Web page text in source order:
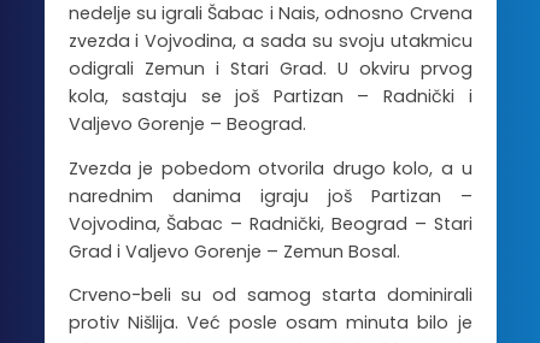
nedelje su igrali Šabac i Nais, odnosno Crvena
zvezda i Vojvodina, a sada su svoju utakmicu
odigrali Zemun i Stari Grad. U okviru prvog
kola, sastaju se još Partizan – Radnički i
Valjevo Gorenje – Beograd.
Zvezda je pobedom otvorila drugo kolo, a u
narednim danima igraju još Partizan –
Vojvodina, Šabac – Radnički, Beograd – Stari
Grad i Valjevo Gorenje – Zemun Bosal.
Crveno-beli su od samog starta dominirali
protiv Nišlija. Već posle osam minuta bilo je